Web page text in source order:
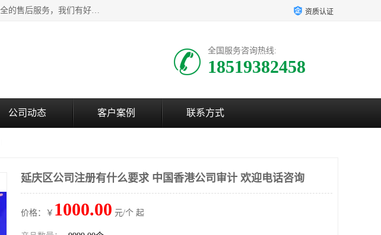
北京企铭星科技有限公司主要经营国家局疑难核名服务。我们始终为客户提供好的产品和技术支持、健全的售后服务，我们有好的产品和专业的销售和技术团队，我公司属于北京企业管理及投资咨询黄页行业，如果您对我公司的产品服务有兴趣，期待您在线留言或者来电咨询。 资质认证
全国服务咨询热线:
18519382458
公司动态 客户案例 联系方式
延庆区公司注册有什么要求 中国香港公司审计 欢迎电话咨询
价格：￥ 1000.00 元/个 起